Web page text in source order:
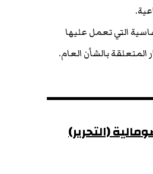
التي تعمل عليها
المتعلقة بالشأن العام.
(التحرير)